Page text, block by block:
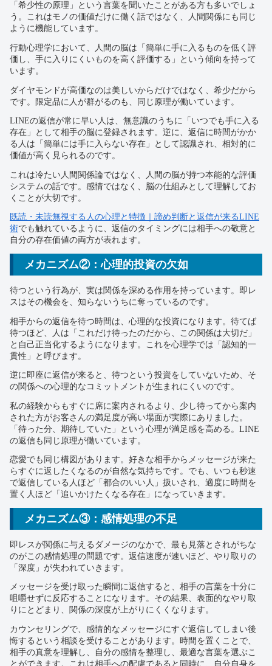
「希少性の原理」という言葉を聞いたことがある方も多いでしょ
う。これはモノの価値だけに働く話ではなく、人間関係にも同じ
ように機能しています。
行動心理学において、人間の脳は「簡単に手に入るものを低く評
価し、手に入りにくいものを高く評価する」という傾向を持って
います。
ダイヤモンドが高価なのは美しいからだけではなく、希少だから
です。限定品に人が群がるのも、同じ原理が働いています。
LINEの返信が常に早い人は、無意識のうちに「いつでも手に入る
存在」として相手の脳に登録されます。逆に、返信に時間がかか
る人は「簡単には手に入らない存在」として認識され、相対的に
価値が高く見られるのです。
これは冷たい人間関係論ではなく、人間の脳が持つ本能的な評価
システムの話です。感情ではなく、脳の仕組みとして理解してお
くことが大切です。
既読・未読無視する人の心理と特徴｜諦め判断と返信が来るLINE
術でも触れているように、返信のタイミングには相手への敬意と
自分の存在価値の両方が表れます。
メカニズム②：心理的投資の欠如
待つという行為が、実は関係を深める作用を持っています。即レ
スはその機会を、知らないうちに奪っているのです。
相手からの返信を待つ時間は、心理的な投資になります。待てば
待つほど、人は「これだけ待ったのだから、この関係は大切だ」
と自己正当化するようになります。これを心理学では「認知的一
貫性」と呼びます。
逆に即座に返信が来ると、待つという投資をしていないため、そ
の関係への心理的なコミットメントが生まれにくいのです。
私の経験からもすぐに席に案内されるより、少し待ってから案内
された方がお客さんの満足度が高い場面が実際にありました。
「待った分、期待していた」という心理が満足感を高める。LINE
の返信も同じ原理が働いています。
恋愛でも同じ構図があります。好きな相手からメッセージが来た
らすぐに返したくなるのが自然な気持ちです。でも、いつも秒速
で返信している人ほど「都合のいい人」扱いされ、適度に時間を
置く人ほど「追いかけたくなる存在」になっていきます。
メカニズム③：感情処理の不足
即レスが関係に与えるダメージのなかで、最も見落とされがちな
のがこの感情処理の問題です。返信速度が速いほど、やり取りの
「深度」が失われていきます。
メッセージを受け取った瞬間に返信すると、相手の言葉を十分に
咀嚼せずに反応することになります。その結果、表面的なやり取
りにとどまり、関係の深度が上がりにくくなります。
カウンセリングで、感情的なメッセージにすぐ返信してしまい後
悔するという相談を受けることがあります。時間を置くことで、
相手の真意を理解し、自分の感情を整理し、最適な言葉を選ぶこ
とができます。これは相手への配慮であると同時に、自分自身を